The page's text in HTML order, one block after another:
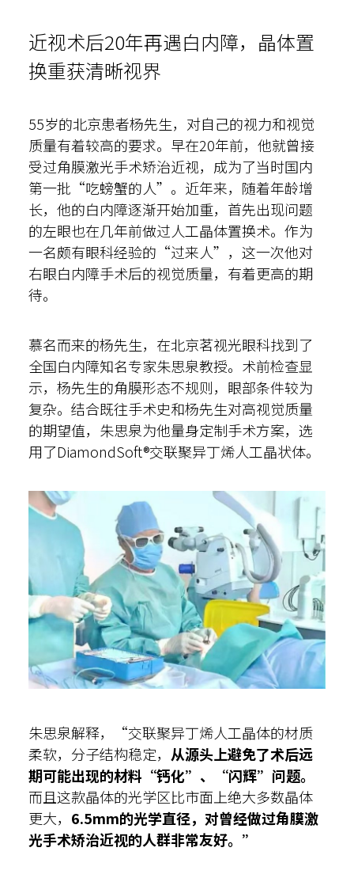
近视术后20年再遇白内障，晶体置
换重获清晰视界
55岁的北京患者杨先生，对自己的视力和视觉
质量有着较高的要求。早在20年前，他就曾接
受过角膜激光手术矫治近视，成为了当时国内
第一批“吃螃蟹的人”。近年来，随着年龄增
长，他的白内障逐渐开始加重，首先出现问题
的左眼也在几年前做过人工晶体置换术。作为
一名颇有眼科经验的“过来人”，这一次他对
右眼白内障手术后的视觉质量，有着更高的期
待。
慕名而来的杨先生，在北京茗视光眼科找到了
全国白内障知名专家朱思泉教授。术前检查显
示，杨先生的角膜形态不规则，眼部条件较为
复杂。结合既往手术史和杨先生对高视觉质量
的期望值，朱思泉为他量身定制手术方案，选
用了DiamondSoft®交联聚异丁烯人工晶状体。
朱思泉解释，“交联聚异丁烯人工晶体的材质
柔软，分子结构稳定， 从源头上避免了术后远
期可能出现的材料“钙化”、“闪辉”问题。
而且这款晶体的光学区比市面上绝大多数晶体
更大， 6.5mm的光学直径，对曾经做过角膜激
光手术矫治近视的人群非常友好。”